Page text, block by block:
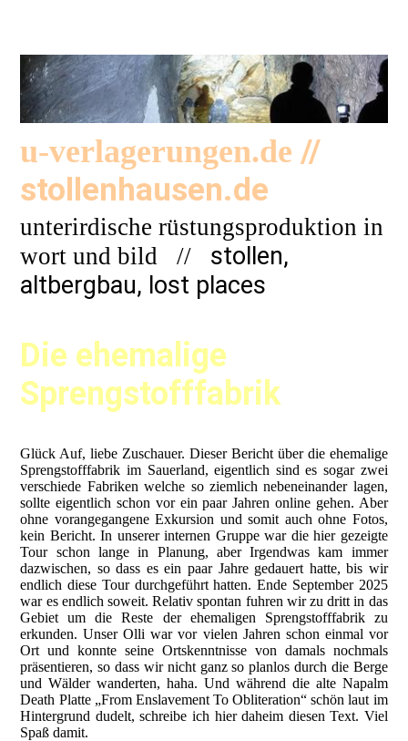
u-verlagerungen.de //
stollenhausen.de
unterirdische rüstungsproduktion in
wort und bild // stollen,
altbergbau, lost places
Die ehemalige
Sprengstofffabrik
Glück Auf, liebe Zuschauer. Dieser Bericht über die ehemalige
Sprengstofffabrik im Sauerland, eigentlich sind es sogar zwei
verschiede Fabriken welche so ziemlich nebeneinander lagen,
sollte eigentlich schon vor ein paar Jahren online gehen. Aber
ohne vorangegangene Exkursion und somit auch ohne Fotos,
kein Bericht. In unserer internen Gruppe war die hier gezeigte
Tour schon lange in Planung, aber Irgendwas kam immer
dazwischen, so dass es ein paar Jahre gedauert hatte, bis wir
endlich diese Tour durchgeführt hatten. Ende September 2025
war es endlich soweit. Relativ spontan fuhren wir zu dritt in das
Gebiet um die Reste der ehemaligen Sprengstofffabrik zu
erkunden. Unser Olli war vor vielen Jahren schon einmal vor
Ort und konnte seine Ortskenntnisse von damals nochmals
präsentieren, so dass wir nicht ganz so planlos durch die Berge
und Wälder wanderten, haha. Und während die alte Napalm
Death Platte „From Enslavement To Obliteration“ schön laut im
Hintergrund dudelt, schreibe ich hier daheim diesen Text. Viel
Spaß damit.